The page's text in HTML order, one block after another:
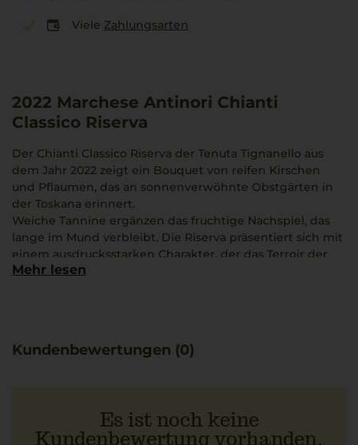
Viele Zahlungsarten
2022 Marchese Antinori Chianti
Classico Riserva
Der Chianti Classico Riserva der Tenuta Tignanello aus
dem Jahr 2022 zeigt ein Bouquet von reifen Kirschen
und Pflaumen, das an sonnenverwöhnte Obstgärten in
der Toskana erinnert.
Weiche Tannine ergänzen das fruchtige Nachspiel, das
lange im Mund verbleibt. Die Riserva präsentiert sich mit
einem ausdrucksstarken Charakter, der das Terroir der
Chianti Classico DOCG widerspiegelt.
Mehr lesen
Kundenbewertungen (0)
Es ist noch keine
Kundenbewertung vorhanden.